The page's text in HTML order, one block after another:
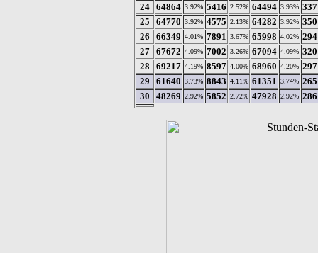
24
64864 3.92% 5416 2.52% 64494 3.93% 337
25
64770 3.92% 4575 2.13% 64282 3.92% 350
26
66349 4.01% 7891 3.67% 65998 4.02% 294
27
67672 4.09% 7002 3.26% 67094 4.09% 320
28
69217 4.19% 8597 4.00% 68960 4.20% 297
29
61640 3.73% 8843 4.11% 61351 3.74% 265
30
48269 2.92% 5852 2.72% 47928 2.92% 286